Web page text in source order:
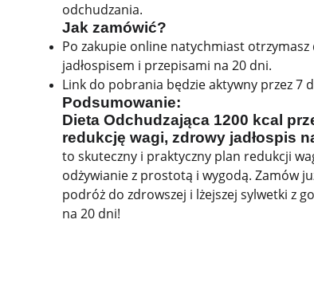
odchudzania.
Jak zamówić?
Po zakupie online natychmiast otrzymasz
jadłospisem i przepisami na 20 dni.
Link do pobrania będzie aktywny przez 7
Podsumowanie:
Dieta Odchudzająca 1200 kcal
redukcję wagi, zdrowy jadłospis
to skuteczny i praktyczny plan redukcji
odżywianie z prostotą i wygodą. Zamów
podróż do zdrowszej i lżejszej sylwetki z
na 20 dni!